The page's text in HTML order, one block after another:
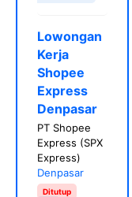
Lowongan
Kerja
Shopee
Express
Denpasar
PT Shopee
Express (SPX
Express)
Denpasar
Ditutup